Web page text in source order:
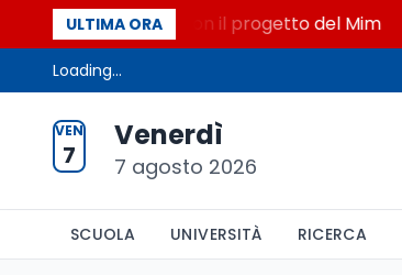
ULTIMA ORA
STEM a Lerici con il progetto del Mim
Loading...
VEN
7
Venerdì
7 agosto 2026
SCUOLA UNIVERSITÀ RICERCA